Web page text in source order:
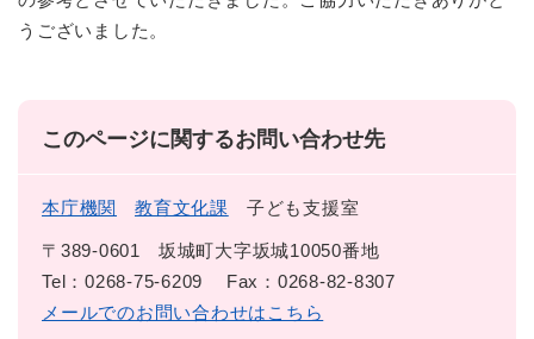
うございました。
このページに関するお問い合わせ先
本庁機関 教育文化課 子ども支援室
〒389-0601
坂城町大字坂城10050番地
Tel：0268-75-6209
Fax：0268-82-8307
メールでのお問い合わせはこちら